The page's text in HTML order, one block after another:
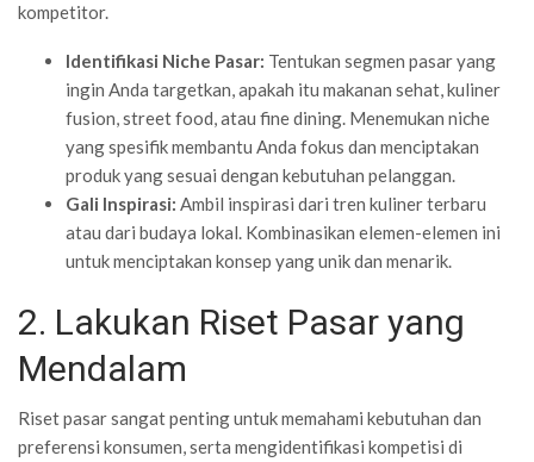
kompetitor.
Identifikasi Niche Pasar: Tentukan segmen pasar yang
ingin Anda targetkan, apakah itu makanan sehat, kuliner
fusion, street food, atau fine dining. Menemukan niche
yang spesifik membantu Anda fokus dan menciptakan
produk yang sesuai dengan kebutuhan pelanggan.
Gali Inspirasi: Ambil inspirasi dari tren kuliner terbaru
atau dari budaya lokal. Kombinasikan elemen-elemen ini
untuk menciptakan konsep yang unik dan menarik.
2. Lakukan Riset Pasar yang
Mendalam
Riset pasar sangat penting untuk memahami kebutuhan dan
preferensi konsumen, serta mengidentifikasi kompetisi di